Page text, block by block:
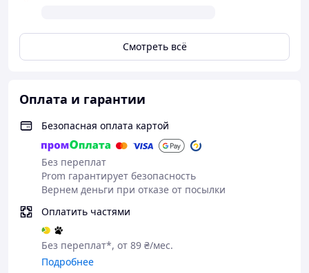
Смотреть всё
Оплата и гарантии
Безопасная оплата картой
Без переплат
Prom гарантирует безопасность
Вернем деньги при отказе от посылки
Оплатить частями
Без переплат*, от 89 ₴/мес.
Подробнее